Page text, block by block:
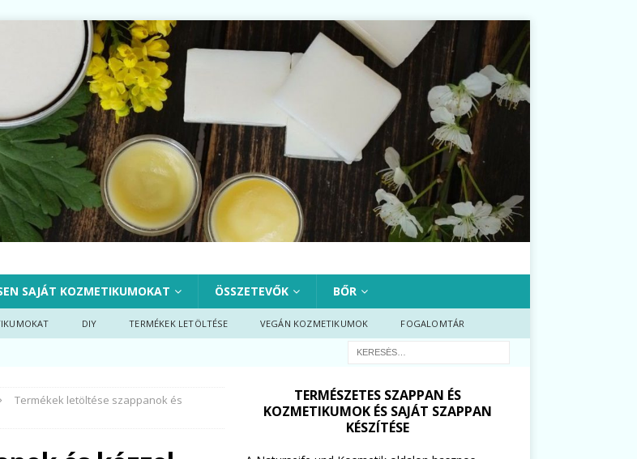
SAJÁT KOZMETIKUMOKAT ÖSSZETEVŐK BŐR
DIY TERMÉKEK LETÖLTÉSE VEGÁN KOZMETIKUMOK FOGALOMTÁR
Termékek letöltése szappanok és
TERMÉSZETES SZAPPAN ÉS
KOZMETIKUMOK ÉS SAJÁT SZAPPAN
KÉSZÍTÉSE